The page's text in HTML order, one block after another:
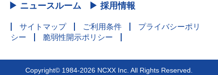
▶ ニュースルーム ▶ 採用情報
サイトマップ ご利用条件
プライバシーポリ
シー
脆弱性開示ポリシー
Copyright© 1984-2026 NCXX Inc. All Rights Reserved.